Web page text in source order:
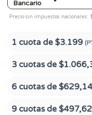
Bancario
Precio sin impuestos nacionales:
1 cuota de$3.199
3 cuotas de
6 cuotas de$629,14
9 cuotas de$497,62